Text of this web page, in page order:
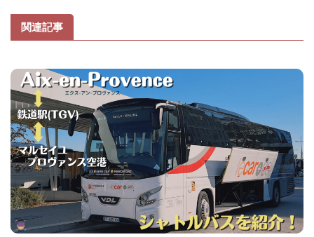
関連記事